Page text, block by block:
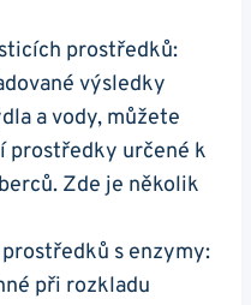
prostředků:
výsledky
a vody, můžete
prostředky určené k
Zde je několik
s enzymy:
při rozkladu